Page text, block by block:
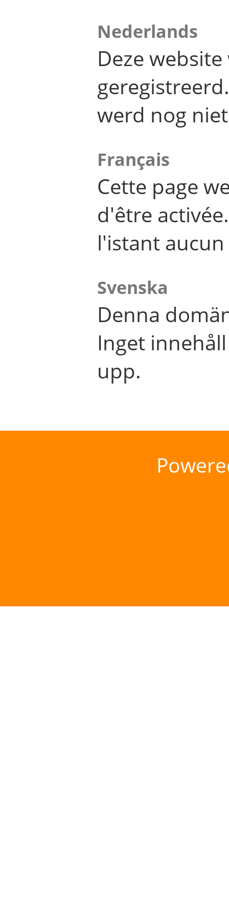
Nederlands
Deze
werd nog
Français
Cette page
d'être
l'istant
Svenska
Denna
Inget
upp.